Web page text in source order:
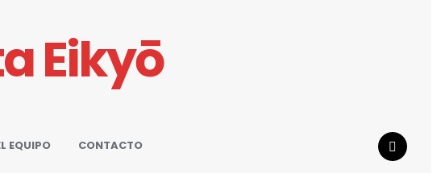
Eikyō
EQUIPO
CONTACTO